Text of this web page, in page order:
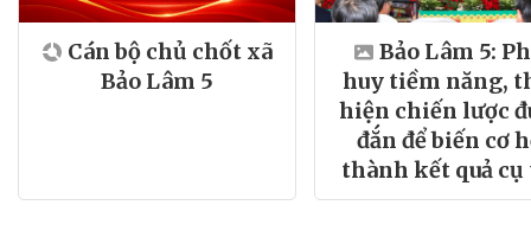
Cán bộ chủ chốt xã
Bảo Lâm 5
Bảo Lâm 5:
huy tiềm năng,
hiện chiến lược
đắn để biến cơ
thành kết quả cụ